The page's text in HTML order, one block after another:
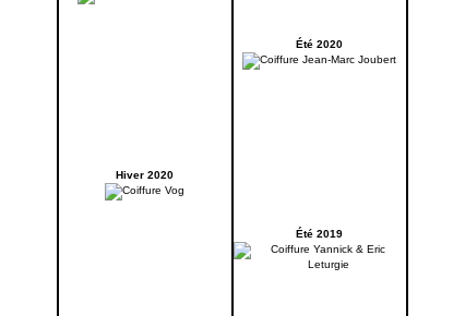
Hiver 2020
Été 2020
Été 2019